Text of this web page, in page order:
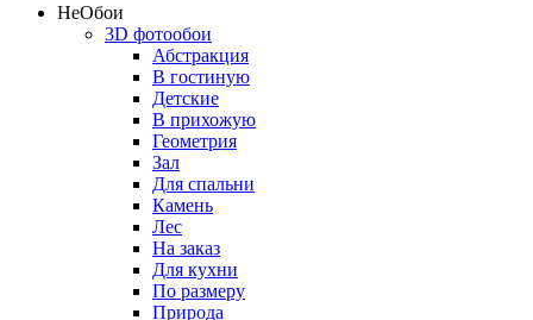
НеОбои
3D фотообои
Абстракция
В гостиную
Детские
В прихожую
Геометрия
Зал
Для спальни
Камень
Лес
На заказ
Для кухни
По размеру
Природа